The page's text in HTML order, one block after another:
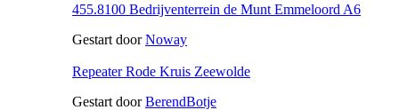
455.8100 Bedrijventerrein de Munt Emmeloord A6
Gestart doorNoway
Repeater Rode Kruis Zeewolde
Gestart doorBerendBotje